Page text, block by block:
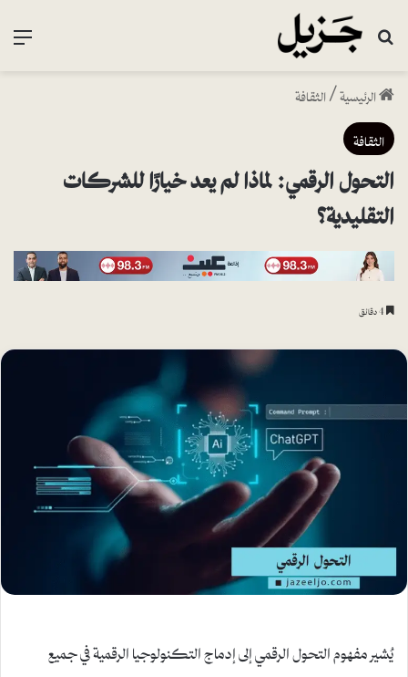
بحث عن
الرئيسية/الثقافة
الثقافة
التحول الرقمي: لماذا لم يعد خيارًا للشركات
التقليدية؟
يُشير مفهوم التحول الرقمي إلى إدماج التكنولوجيا الرقمية في جميع